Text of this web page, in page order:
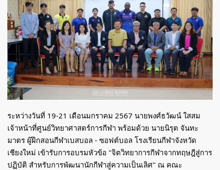
ระหว่างวันที่ 19-21 เดือนมกราคม 2567 นายพงศ์ธวัฒน์ ใสสม
เจ้าหน้าที่ศูนย์วิทยาศาสตร์การกีฬา พร้อมด้วย นายนิรุต จันทะ
มาตร ผู้ฝึกสอนกีฬาเบสบอล - ซอฟต์บอล โรงเรียนกีฬาจังหวัด
เชียงใหม่ เข้ารับการอบรมหัวข้อ "จิตวิทยาการกีฬาจากทฤษฎีสู่การ
ปฏิบัติ สำหรับการพัฒนานักกีฬาสู่ความเป็นเลิศ" ณ คณะ